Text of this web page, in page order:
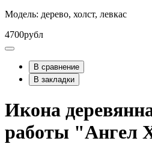
Модель: дерево, холст, левкас
4700рубл
В сравнение
В закладки
Икона
работы "Ангел